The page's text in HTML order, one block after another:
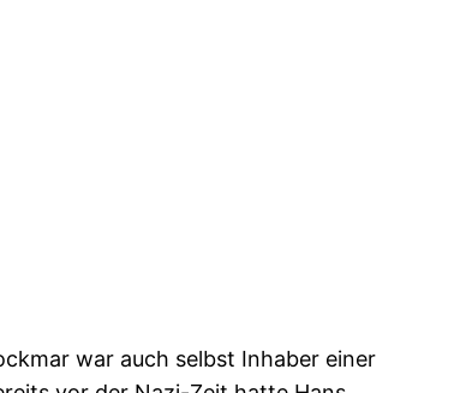
war auch selbst Inhaber einer